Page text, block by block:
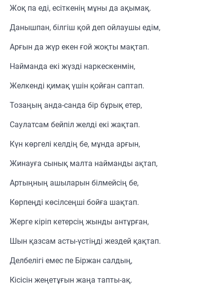
Жоқ па еді, есіткенің мұны да ақымақ.
Данышпан, білгіш қой деп ойлаушы едім,
Арғын да жүр екен ғой жоқты мақтап.
Найманда екі жүзді наркескенмін,
Желкенді қимақ үшін қойған саптап.
Тозаңың анда-санда бір бұрық етер,
Саулатсам бейпіл желді екі жақтап.
Күн көргелі келдің бе, мұнда арғын,
Жинауға сынық малта найманды ақтап,
Артыңның ашыларын білмейсің бе,
Көрпеңді көсілсеңші бойға шақтап.
Жерге кіріп кетерсің жынды антұрған,
Шын қазсам асты-үстіңді жездей қақтап.
Делбелігі емес пе Біржан салдың,
Кісісін жеңетұғын жаңа тапты-ақ.